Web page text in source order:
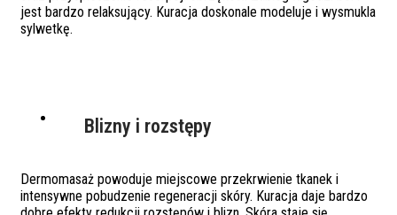
jest bardzo relaksujący. Kuracja doskonale modeluje i wysmukla
sylwetkę.
Blizny i rozstępy
Dermomasaż powoduje miejscowe przekrwienie tkanek i
intensywne pobudzenie regeneracji skóry. Kuracja daje bardzo